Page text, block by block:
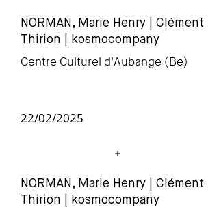
NORMAN, Marie Henry | Clément
Thirion | kosmocompany
Centre Culturel d'Aubange (Be)
22/02/2025
NORMAN, Marie Henry | Clément
Thirion | kosmocompany